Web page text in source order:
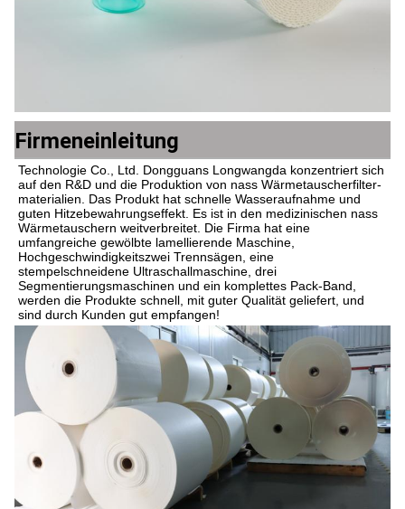
Firmeneinleitung
Technologie Co., Ltd. Dongguans Longwangda konzentriert sich
auf den R&D und die Produktion von nass Wärmetauscherfilter-
materialien. Das Produkt hat schnelle Wasseraufnahme und
guten Hitzebewahrungseffekt. Es ist in den medizinischen nass
Wärmetauschern weitverbreitet. Die Firma hat eine
umfangreiche gewölbte lamellierende Maschine,
Hochgeschwindigkeitszwei Trennsägen, eine
stempelschneidene Ultraschallmaschine, drei
Segmentierungsmaschinen und ein komplettes Pack-Band,
werden die Produkte schnell, mit guter Qualität geliefert, und
sind durch Kunden gut empfangen!